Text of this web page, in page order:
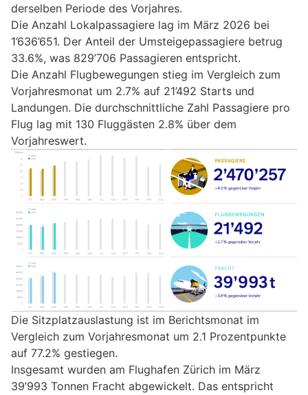
derselben Periode des Vorjahres.
Die Anzahl Lokalpassagiere lag im März 2026 bei
1’636’651. Der Anteil der Umsteigepassagiere betrug
33.6%, was 829’706 Passagieren entspricht.
Die Anzahl Flugbewegungen stieg im Vergleich zum
Vorjahresmonat um 2.7% auf 21’492 Starts und
Landungen. Die durchschnittliche Zahl Passagiere pro
Flug lag mit 130 Fluggästen 2.8% über dem
Vorjahreswert.
Die Sitzplatzauslastung ist im Berichtsmonat im
Vergleich zum Vorjahresmonat um 2.1 Prozentpunkte
auf 77.2% gestiegen.
Insgesamt wurden am Flughafen Zürich im März
39’993 Tonnen Fracht abgewickelt. Das entspricht